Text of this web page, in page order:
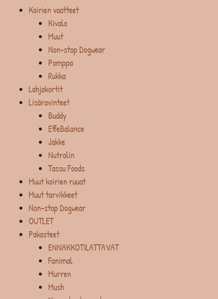
Koirien vaatteet
Kivalo
Muut
Non-stop Dogwear
Pomppa
Rukka
Lahjakortit
Lisäravinteet
Buddy
EffeBalance
Jakke
Nutrolin
Tassu Foods
Muut koirien ruuat
Muut tarvikkeet
Non-stop Dogwear
OUTLET
Pakasteet
ENNAKKOTILATTAVAT
Fanimal
Murren
Mush